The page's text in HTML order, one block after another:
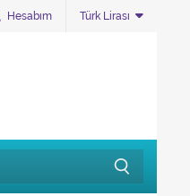
Hesabım Türk Lirası